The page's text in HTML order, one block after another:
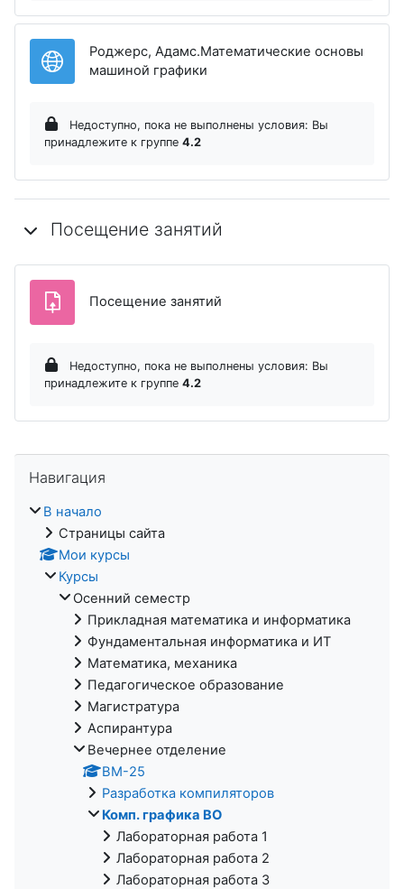
Роджерс, Адамс.Математические основы
машиной графики
Недоступно, пока не выполнены условия: Вы
принадлежите к группе 4.2
Посещение занятий
Посещение занятий
Недоступно, пока не выполнены условия: Вы
принадлежите к группе 4.2
Навигация
В начало
Страницы сайта
Мои курсы
Курсы
Осенний семестр
Прикладная математика и информатика
Фундаментальная информатика и ИТ
Математика, механика
Педагогическое образование
Магистратура
Аспирантура
Вечернее отделение
ВМ-25
Разработка компиляторов
Комп. графика ВО
Лабораторная работа 1
Лабораторная работа 2
Лабораторная работа 3